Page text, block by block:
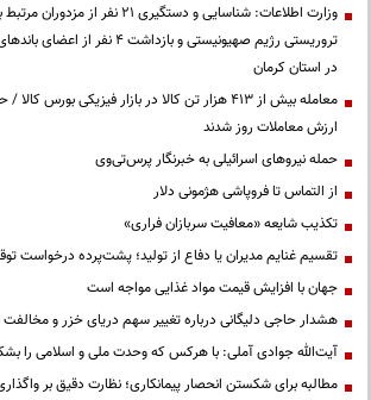
وزارت اطلاعات: شناسایی و دستگیری ۲۱
تروریستی رژیم صهیونیستی و
در استان کرمان
معامله بیش از ۴۱۳ هزار تن کالا در بازار فیزیکی
ارزش معاملات روز شدند
حمله نیروهای اسرائیلی به خبرنگار پرس‌تی‌وی
از التماس تا فروپاشی هژمونی دلار
تکذیب شایعه «معافیت سربازان فراری»
تقسیم غنایم مدیران یا دفاع از تولید؛ پشت‌پرده درخواست
جهان با افزایش قیمت مواد غذایی مواجه است
هشدار حاجی دلیگانی درباره تغییر سهم دریای خزر و مخالفت
آیت‌الله جوادی آملی: با هرکس که وحدت ملی و اسلامی را
مطالبه برای شکستن انحصار پیمانکاری؛ نظارت دقیق بر واگذاری